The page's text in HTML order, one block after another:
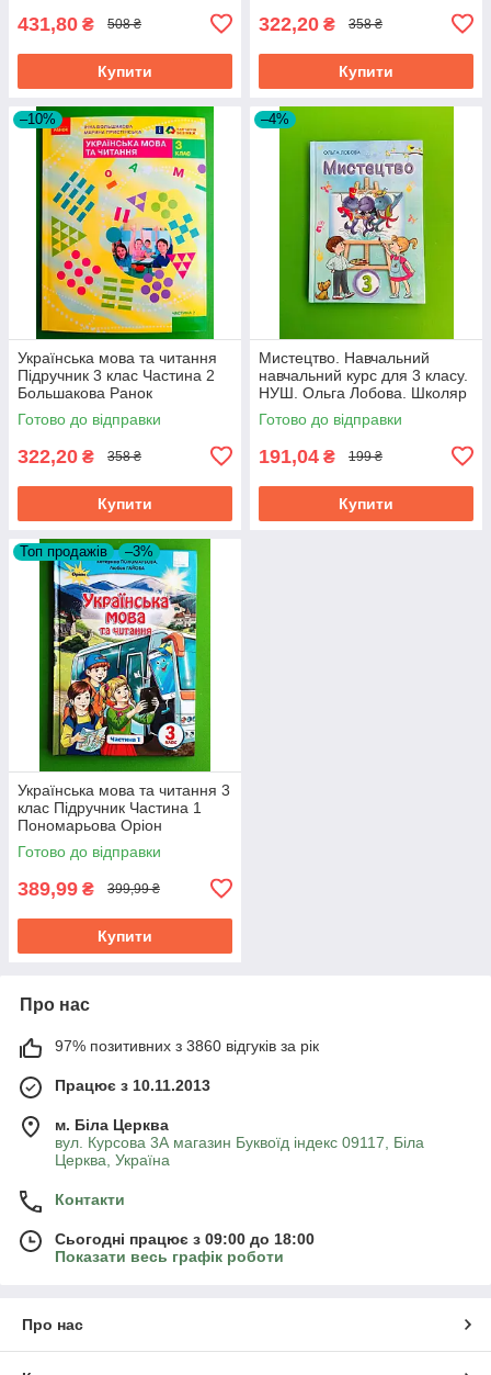
431,80 ₴ 508 ₴
Купити
322,20 ₴ 358 ₴
Купити
–10%
Українська мова та читання
Підручник 3 клас Частина 2
Большакова Ранок
Готово до відправки
322,20 ₴ 358 ₴
Купити
–4%
Мистецтво. Навчальний
навчальний курс для 3 класу.
НУШ. Ольга Лобова. Школяр
Готово до відправки
191,04 ₴ 199 ₴
Купити
Топ продажів –3%
Українська мова та читання 3
клас Підручник Частина 1
Пономарьова Оріон
Готово до відправки
389,99 ₴ 399,99 ₴
Купити
Про нас
97% позитивних з 3860 відгуків за рік
Працює з 10.11.2013
м. Біла Церква
вул. Курсова 3А магазин Буквоїд індекс 09117, Біла
Церква, Україна
Контакти
Сьогодні працює з 09:00 до 18:00
Показати весь графік роботи
Про нас